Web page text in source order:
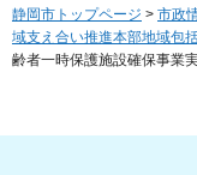
静岡市トップページ > 市政
域支え合い推進本部地域包
齢者一時保護施設確保事業